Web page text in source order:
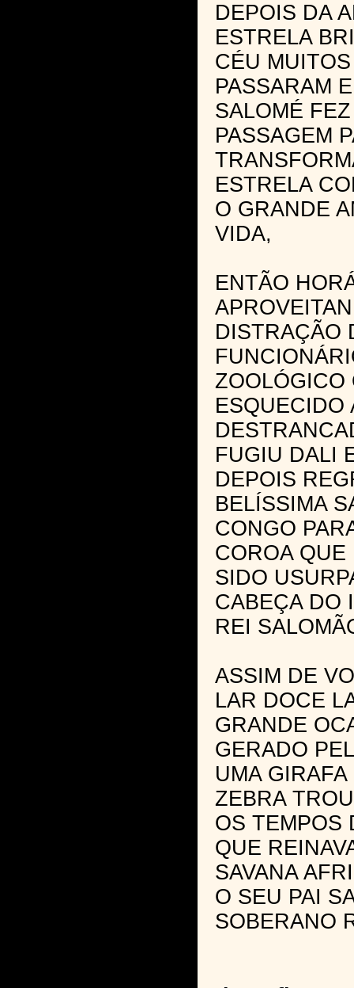
DEPOIS DA
ESTRELA
CÉU
PASSARAM
SALOMÉ
PASSAGEM
ESTRELA
O GRANDE
VIDA,
ENTÃO
DISTRAÇÃO
ZOOLÓGICO
ESQUECIDO
FUGIU DALI
DEPOIS
BELÍSSIMA
CONGO
COROA QUE
SIDO
CABEÇA DO
REI
ASSIM DE
LAR DOCE
GRANDE
GERADO
UMA
ZEBRA
OS TEMPOS
QUE
SAVANA
O SEU PAI
SOBERANO